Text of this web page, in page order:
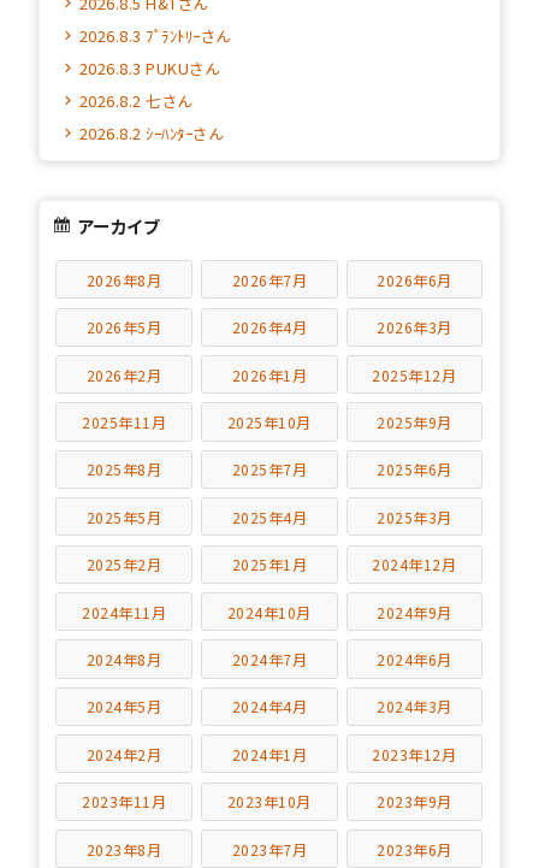
2026.8.3 ﾌﾟﾗﾝﾄﾘｰさん
2026.8.3 PUKUさん
2026.8.2 七さん
2026.8.2 ｼｰﾊﾝﾀｰさん
アーカイブ
2026年8月 2026年7月 2026年6月
2026年5月 2026年4月 2026年3月
2026年2月 2026年1月 2025年12月
2025年11月 2025年10月 2025年9月
2025年8月 2025年7月 2025年6月
2025年5月 2025年4月 2025年3月
2025年2月 2025年1月 2024年12月
2024年11月 2024年10月 2024年9月
2024年8月 2024年7月 2024年6月
2024年5月 2024年4月 2024年3月
2024年2月 2024年1月 2023年12月
2023年11月 2023年10月 2023年9月
2023年8月 2023年7月 2023年6月